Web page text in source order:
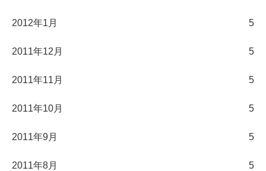
2012年1月 5
2011年12月 5
2011年11月 5
2011年10月 5
2011年9月 5
2011年8月 5